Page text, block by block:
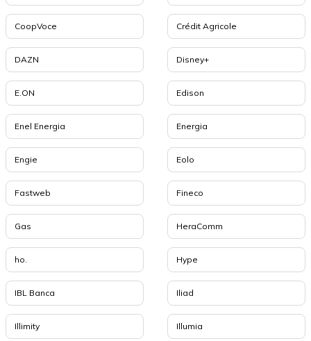
CoopVoce Crédit Agricole
DAZN Disney+
E.ON Edison
Enel Energia Energia
Engie Eolo
Fastweb Fineco
Gas HeraComm
ho. Hype
IBL Banca Iliad
Illimity Illumia